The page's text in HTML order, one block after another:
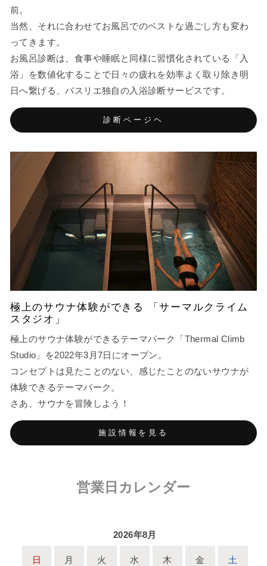
前。
当然、それに合わせてお風呂でのベストな過ごし方も変わ
ってきます。
お風呂診断は、食事や睡眠と同様に習慣化されている「入
浴」を数値化することで日々の疲れを効率よく取り除き明
日へ繋げる、バスリエ独自の入浴診断サービスです。
診断ページヘ
極上のサウナ体験ができる 「サーマルクライム
スタジオ」
極上のサウナ体験ができるテーマパーク「Thermal Climb
Studio」を2022年3月7日にオープン。
コンセプトは見たことのない、感じたことのないサウナが
体験できるテーマパーク。
さあ、サウナを冒険しよう！
施設情報を見る
営業日カレンダー
2026年8月
日 月 火 水 木 金 土